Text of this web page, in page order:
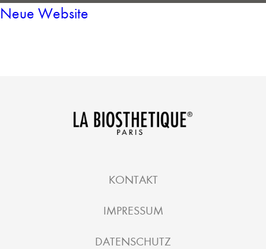
Neue Website
KONTAKT
IMPRESSUM
DATENSCHUTZ